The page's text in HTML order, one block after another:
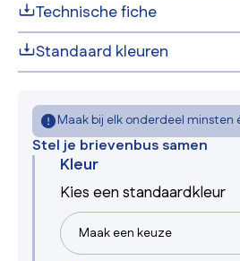
Technische fiche
Standaard kleuren
Maak bij elk onderdeel minsten
Stel je brievenbus samen
Kleur
Kies een standaardkleur